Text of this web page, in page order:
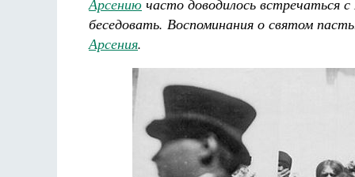
Арсению часто доводилось
беседовать. Воспоминания о святом
Арсения.
Разлуки не будет
Фредерика де Грааф